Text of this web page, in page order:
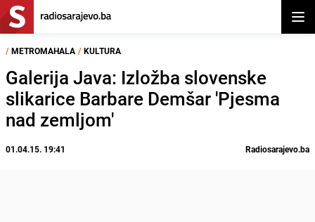
/ METROMAHALA / KULTURA
Galerija Java: Izložba slovenske
slikarice Barbare Demšar 'Pjesma
nad zemljom'
01.04.15. 19:41 Radiosarajevo.ba